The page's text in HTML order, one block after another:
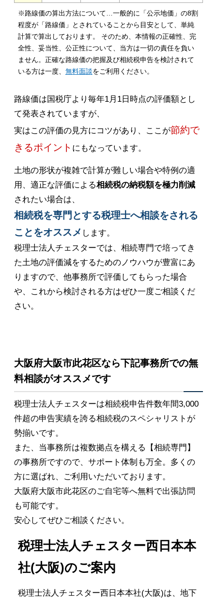
※路線価の算出方法について…一般的に「公示地価」の8割
程度が「路線価」とされていることから目安として、単純
計算で算出しております。 そのため、本情報の正確性、完
全性、妥当性、公正性について、当方は一切の責任を負い
ません。正確な路線価の把握及び相続税申告を検討されて
いる方は一度、 無料面談をご利用ください。
路線価は国税庁より毎年1月1日時点の評価額とし
て発表されていますが、
実はこの評価の見方にコツがあり、ここが節約で
きるポイント にもなっています。
土地の形状が複雑で計算が難しい場合や特例の適
用、適正な評価による相続税の納税額を極力削減
されたい場合は、
相続税を専門とする税理士へ相談をされる
ことをオススメ します。
税理士法人チェスターでは、相続専門で培ってき
た土地の評価減をするためのノウハウが豊富にあ
りますので、他事務所で評価してもらった場合
や、これから検討される方はぜひ一度ご相談くだ
さい。
大阪府大阪市此花区なら下記事務所での無
料相談がオススメです
税理士法人チェスターは相続税申告件数年間3,000
件超の申告実績を誇る相続税のスペシャリストが
勢揃いです。
また、当事務所は複数拠点を構える【相続専門】
の事務所ですので、サポート体制も万全。多くの
方に選ばれ、ご利用いただいております。
大阪府大阪市此花区のご自宅等へ無料で出張訪問
も可能です。
安心してぜひご相談ください。
税理士法人チェスター西日本本
社(大阪)のご案内
税理士法人チェスター西日本本社(大阪)は、地下